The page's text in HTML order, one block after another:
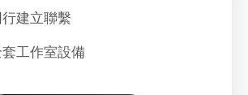
建立聯繫
工作室設備